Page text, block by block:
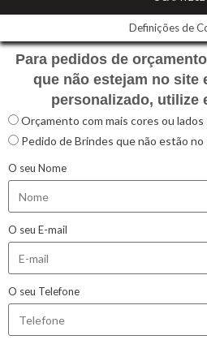
Definições de
Para pedidos de
que não estejam no site
personalizado, utilize
Orçamento com mais cores ou lados
Pedido de Brindes que não estão
O seu Nome
O seu E-mail
O seu Telefone